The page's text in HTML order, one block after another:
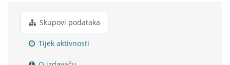
Skupovi podаtаkа
Tijek aktivnosti